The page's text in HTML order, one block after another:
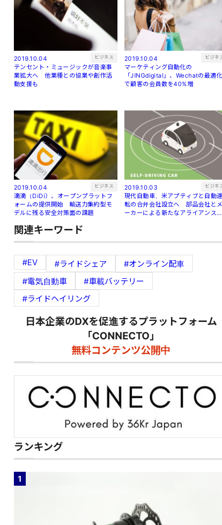
2019.10.04 ビジネス
テンセント・ミュージックが音楽事
業拡大へ 他業種との協業や創作活
動支援も
2019.10.04 ビジネ
マーケティング自動化の
「JINGdigital」、Wechatの最適
で顧客の会員数を40%増
2019.10.04 ビジネス
滴滴（DiDi）、オープンプラットフ
ォームの提供開始 輸送力集約型モ
デルに残る安全対策面の課題
2019.10.03 ビジネ
現代自動車、米アプティブと自動
転の合弁会社設立へ 部品会社と
ーカーによる新たなアライアンス
関連キーワード
#EV #ライドシェア
#オンライン配車
#電気自動車
#車載バッテリー
#ライドヘイリング
日本企業のDXを促進するプラットフォーム
「CONNECTO」
無料コンテンツ公開中
ランキング
1